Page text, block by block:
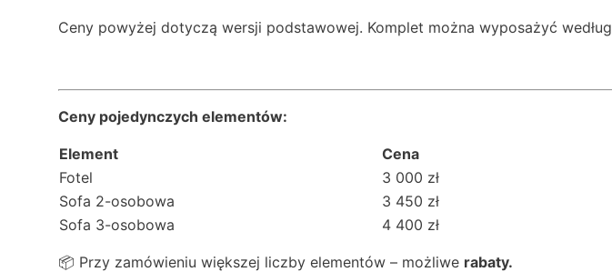
Ceny powyżej dotyczą wersji podstawowej. Komplet można wyposażyć według
Ceny pojedynczych elementów:
Element
Cena
Fotel
3 000 zł
Sofa 2-osobowa
3 450 zł
Sofa 3-osobowa
4 400 zł
📦 Przy zamówieniu większej liczby elementów – możliwe rabaty.